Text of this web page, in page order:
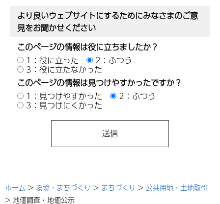
より良いウェブサイトにするためにみなさまのご意
見をお聞かせください
このページの情報は役に立ちましたか？
1：役に立った
2：ふつう
3：役に立たなかった
このページの情報は見つけやすかったですか？
1：見つけやすかった
2：ふつう
3：見つけにくかった
ホーム > 環境・まちづくり > まちづくり > 公共用地・土地取引
> 地価調査・地価公示